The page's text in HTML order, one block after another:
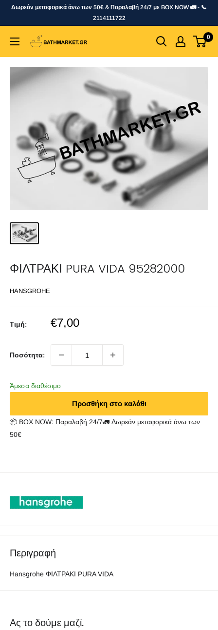
SkipΔωρεάν μεταφορικά άνω των 50€ & Παραλαβή 24/7 με BOX NOW 🚛 - 📞
2114111722
bathmarket.gr 0
ΦΙΛΤΡΑΚΙ PURA VIDA 95282000
HANSGROHE
Τιμή:
Sale
€7,00
Ποσότητα:
Άμεσα διαθέσιμο
Προσθήκη στο καλάθι
📦 BOX NOW: Παραλαβή 24/7🚛 Δωρεάν μεταφορικά άνω των
50€
Περιγραφή
Hansgrohe ΦΙΛΤΡΑΚΙ PURA VIDA
Ας το δούμε μαζί..